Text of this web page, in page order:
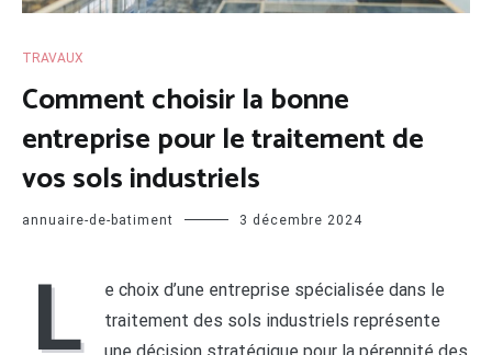
TRAVAUX
Comment choisir la bonne
entreprise pour le traitement de
vos sols industriels
annuaire-de-batiment 3 décembre 2024
L
e choix d’une entreprise spécialisée dans le
traitement des sols industriels représente